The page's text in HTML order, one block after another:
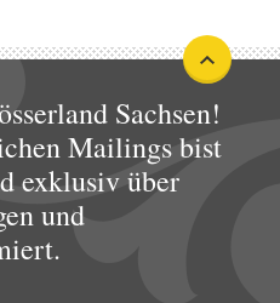
Sachsen!
Mailings bist
exklusiv über
und